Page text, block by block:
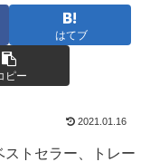
はてブ
ピー
2021.01.16
トセラー、トレー